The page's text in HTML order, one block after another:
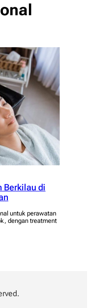
Berkilau di
untuk perawatan
dengan treatment